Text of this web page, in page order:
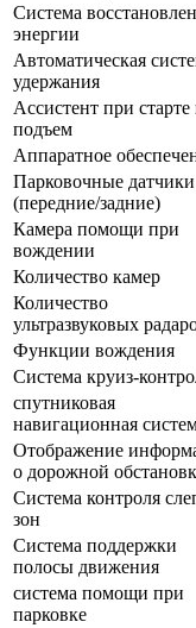
Система
энергии
Автоматическая
удержания
Ассистент при старте
подъем
Аппаратное
Парковочные датчики
(передние/задние)
Камера помощи при
вождении
Количество камер
Количество
ультразвуковых
Функции вождения
Система круиз-
спутниковая
навигационная
Отображение
о дорожной
Система контроля
зон
Система поддержки
полосы движения
система помощи при
парковке